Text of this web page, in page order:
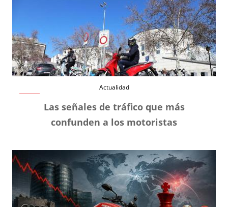
Actualidad
Las señales de tráfico que más
confunden a los motoristas